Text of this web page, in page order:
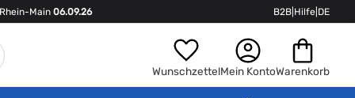
Main 06.09.26 B2B Hilfe DE
WunschzettelMein KontoWarenkorb